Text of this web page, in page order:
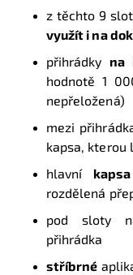
z těchto 9
využít i na
přihrádky na
hodnotě 1
nepřeložená)
mezi
kapsa, kterou
hlavní
rozdělená
pod sloty
přihrádka
stříbrné